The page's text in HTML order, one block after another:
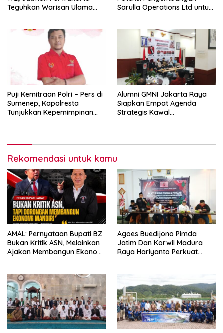
Teguhkan Warisan Ulama
Sarulla Operations Ltd untuk
Puji Kemitraan Polri – Pers di
Sumenep, Kapolresta
Tunjukkan Kepemimpinan
Alumni GMNI Jakarta Raya
Siapkan Empat Agenda
Strategis Kawal
Rekomendasi untuk kamu
AMAL: Pernyataan Bupati BZ
Bukan Kritik ASN, Melainkan
Ajakan Membangun Ekonomi
Agoes Buedijono Pimda
Jatim Dan Korwil Madura
Raya Hariyanto Perkuat